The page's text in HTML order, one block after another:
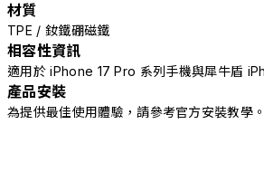
材質
TPE / 釹鐵硼磁鐵
相容性資訊
適用於 iPhone 17 Pro 系列手機與犀牛盾
產品安裝
為提供最佳使用體驗，請參考官方安裝教學。